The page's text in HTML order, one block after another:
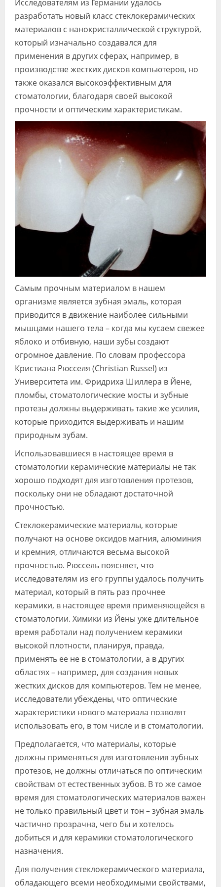
Видео
Форум
Клиники
Специалисты
Блоги
Лаборатории
Исследователям из Германии удалось
разработать новый класс стеклокерамических
материалов с нанокристаллической структурой,
который изначально создавался для
применения в других сферах, например, в
производстве жестких дисков компьютеров, но
также оказался высокоэффективным для
стоматологии, благодаря своей высокой
прочности и оптическим характеристикам.
Самым прочным материалом в нашем
организме является зубная эмаль, которая
приводится в движение наиболее сильными
мышцами нашего тела – когда мы кусаем свежее
яблоко и отбивную, наши зубы создают
огромное давление. По словам профессора
Кристиана Рюсселя (Christian Russel) из
Университета им. Фридриха Шиллера в Йене,
пломбы, стоматологические мосты и зубные
протезы должны выдерживать такие же усилия,
которые приходится выдерживать и нашим
природным зубам.
Использовавшиеся в настоящее время в
стоматологии керамические материалы не так
хорошо подходят для изготовления протезов,
поскольку они не обладают достаточной
прочностью.
Стеклокерамические материалы, которые
получают на основе оксидов магния, алюминия
и кремния, отличаются весьма высокой
прочностью. Рюссель поясняет, что
исследователям из его группы удалось получить
материал, который в пять раз прочнее
керамики, в настоящее время применяющейся в
стоматологии. Химики из Йены уже длительное
время работали над получением керамики
высокой плотности, планируя, правда,
применять ее не в стоматологии, а в других
областях – например, для создания новых
жестких дисков для компьютеров. Тем не менее,
исследователи убеждены, что оптические
характеристики нового материала позволят
использовать его, в том числе и в стоматологии.
Предполагается, что материалы, которые
должны применяться для изготовления зубных
протезов, не должны отличаться по оптическим
свойствам от естественных зубов. В то же самое
время для стоматологических материалов важен
не только правильный цвет и тон – зубная эмаль
частично прозрачна, чего бы и хотелось
добиться и для керамики стоматологического
назначения.
Для получения стеклокерамического материала,
обладающего всеми необходимыми свойствами,